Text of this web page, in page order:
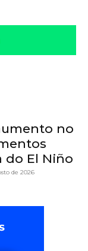
no
do El Niño
de 2026